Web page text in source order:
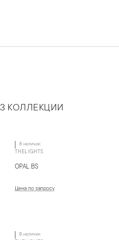
КОЛЛЕКЦИИ
В наличии
THELIGHTS
OPAL BS
Цена по запросу
В наличии